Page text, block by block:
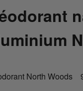
North Woods